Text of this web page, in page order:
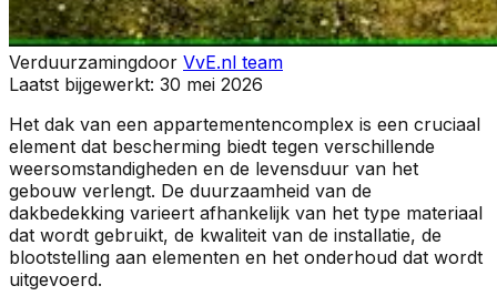
Verduurzamingdoor VvE.nl team
Laatst bijgewerkt: 30 mei 2026
Het dak van een appartementencomplex is een cruciaal
element dat bescherming biedt tegen verschillende
weersomstandigheden en de levensduur van het
gebouw verlengt. De duurzaamheid van de
dakbedekking varieert afhankelijk van het type materiaal
dat wordt gebruikt, de kwaliteit van de installatie, de
blootstelling aan elementen en het onderhoud dat wordt
uitgevoerd.